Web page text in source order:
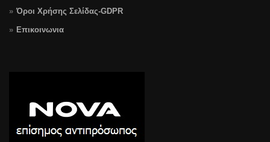
Όροι Χρήσης Σελίδας-GDPR
Επικοινωνια